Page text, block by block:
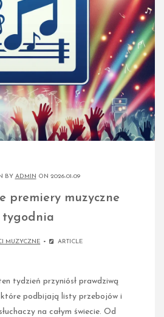
BY ADMIN ON 2026-01-09
premiery muzyczne
tygodnia
MUZYCZNE ARTICLE
tydzień przyniósł prawdziwą
które podbijają listy przebojów i
na całym świecie. Od